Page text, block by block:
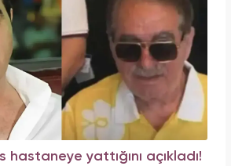
hastaneye yattığını açıkladı!